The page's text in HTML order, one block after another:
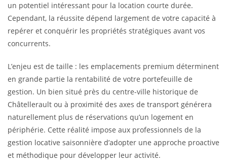
un potentiel intéressant pour la location courte durée.
Cependant, la réussite dépend largement de votre capacité à
repérer et conquérir les propriétés stratégiques avant vos
concurrents.
L’enjeu est de taille : les emplacements premium déterminent
en grande partie la rentabilité de votre portefeuille de
gestion. Un bien situé près du centre-ville historique de
Châtellerault ou à proximité des axes de transport générera
naturellement plus de réservations qu’un logement en
périphérie. Cette réalité impose aux professionnels de la
gestion locative saisonnière d’adopter une approche proactive
et méthodique pour développer leur activité.